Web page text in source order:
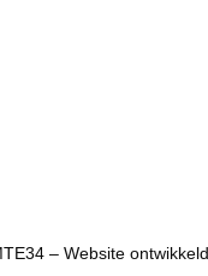
– Website